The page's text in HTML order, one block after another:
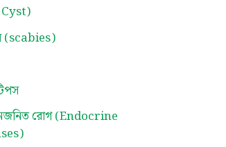
Cyst)
(scabies)
রোগ (Endocrine